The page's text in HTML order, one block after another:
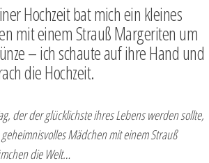
Hochzeit bat mich ein kleines
mit einem Strauß Margeriten um
– ich schaute auf ihre Hand und
die Hochzeit.
der der glücklichste ihres Lebens werden sollte,
Mädchen mit einem Strauß
die Welt…